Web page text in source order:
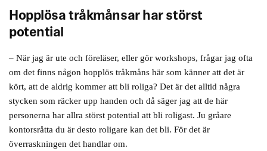
Hopplösa tråkmånsar har störst
potential
– När jag är ute och föreläser, eller gör workshops, frågar jag ofta
om det finns någon hopplös tråkmåns här som känner att det är
kört, att de aldrig kommer att bli roliga? Det är det alltid några
stycken som räcker upp handen och då säger jag att de här
personerna har allra störst potential att bli roligast. Ju gråare
kontorsråtta du är desto roligare kan det bli. För det är
överraskningen det handlar om.